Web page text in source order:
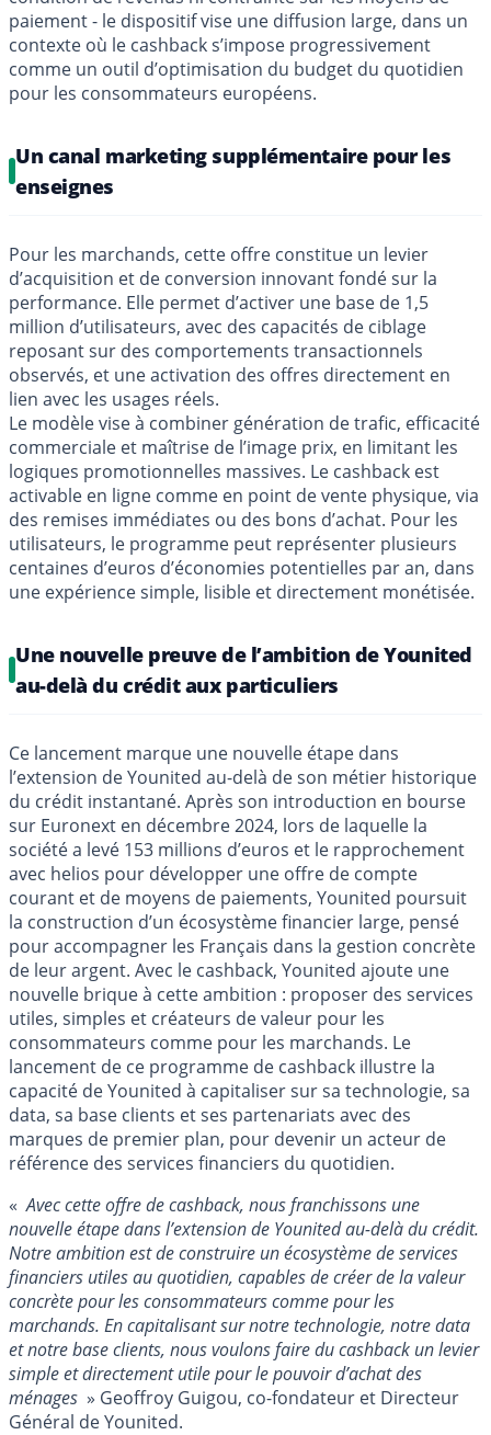
paiement - le dispositif vise une diffusion large, dans un
contexte où le cashback s’impose progressivement
comme un outil d’optimisation du budget du quotidien
pour les consommateurs européens.
Un canal marketing supplémentaire pour les
enseignes
Pour les marchands, cette offre constitue un levier
d’acquisition et de conversion innovant fondé sur la
performance. Elle permet d’activer une base de 1,5
million d’utilisateurs, avec des capacités de ciblage
reposant sur des comportements transactionnels
observés, et une activation des offres directement en
lien avec les usages réels.
Le modèle vise à combiner génération de trafic, efficacité
commerciale et maîtrise de l’image prix, en limitant les
logiques promotionnelles massives. Le cashback est
activable en ligne comme en point de vente physique, via
des remises immédiates ou des bons d’achat. Pour les
utilisateurs, le programme peut représenter plusieurs
centaines d’euros d’économies potentielles par an, dans
une expérience simple, lisible et directement monétisée.
Une nouvelle preuve de l’ambition de Younited
au-delà du crédit aux particuliers
Ce lancement marque une nouvelle étape dans
l’extension de Younited au-delà de son métier historique
du crédit instantané. Après son introduction en bourse
sur Euronext en décembre 2024, lors de laquelle la
société a levé 153 millions d’euros et le rapprochement
avec helios pour développer une offre de compte
courant et de moyens de paiements, Younited poursuit
la construction d’un écosystème financier large, pensé
pour accompagner les Français dans la gestion concrète
de leur argent. Avec le cashback, Younited ajoute une
nouvelle brique à cette ambition : proposer des services
utiles, simples et créateurs de valeur pour les
consommateurs comme pour les marchands. Le
lancement de ce programme de cashback illustre la
capacité de Younited à capitaliser sur sa technologie, sa
data, sa base clients et ses partenariats avec des
marques de premier plan, pour devenir un acteur de
référence des services financiers du quotidien.
« Avec cette offre de cashback, nous franchissons une
nouvelle étape dans l’extension de Younited au-delà du crédit.
Notre ambition est de construire un écosystème de services
financiers utiles au quotidien, capables de créer de la valeur
concrète pour les consommateurs comme pour les
marchands. En capitalisant sur notre technologie, notre data
et notre base clients, nous voulons faire du cashback un levier
simple et directement utile pour le pouvoir d’achat des
ménages » Geoffroy Guigou, co-fondateur et Directeur
Général de Younited.